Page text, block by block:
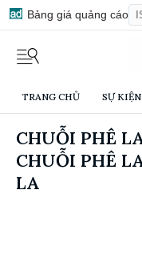
Bảng giá quảng cáo
TRANG CHỦ SỰ KIỆN
CHUỖI PHÊ
CHUỖI PHÊ
LA